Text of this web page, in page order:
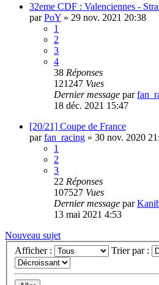
32eme CDF : Valenciennes -
parPoY » 29 nov. 2021 20:38
1
2
3
4
38 Réponses
121247 Vues
Dernier message par
18 déc. 2021 15:47
[20/21] Coupe de France
parfan_racing » 30 nov. 2020
1
2
3
22 Réponses
107527 Vues
Dernier message par
13 mai 2021 4:53
Nouveau sujet
Afficher :
Trier par :